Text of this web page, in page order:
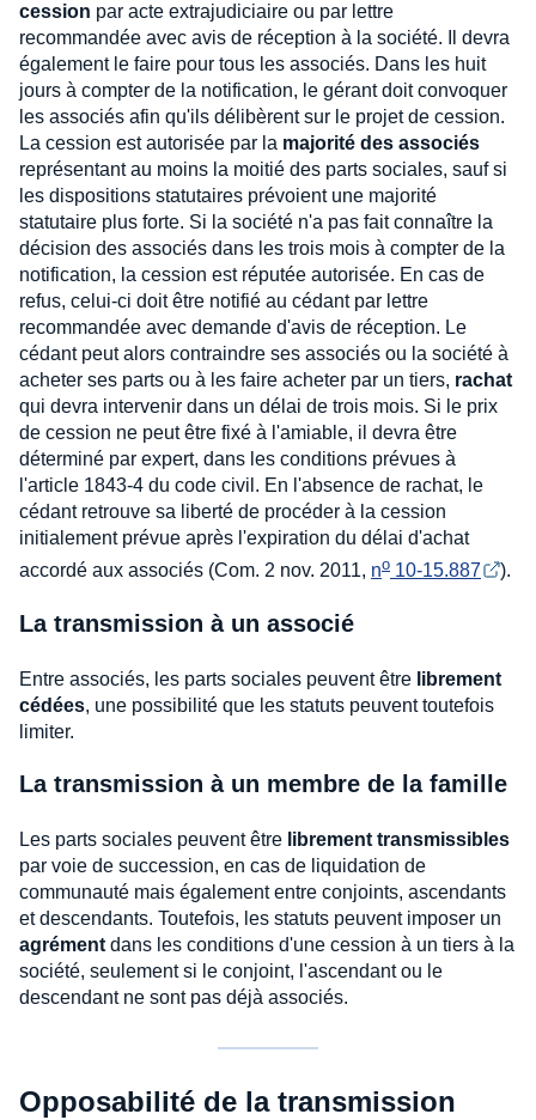
cession par acte extrajudiciaire ou par lettre
recommandée avec avis de réception à la société. Il devra
également le faire pour tous les associés. Dans les huit
jours à compter de la notification, le gérant doit convoquer
les associés afin qu'ils délibèrent sur le projet de cession.
La cession est autorisée par la majorité des associés
représentant au moins la moitié des parts sociales, sauf si
les dispositions statutaires prévoient une majorité
statutaire plus forte. Si la société n'a pas fait connaître la
décision des associés dans les trois mois à compter de la
notification, la cession est réputée autorisée. En cas de
refus, celui-ci doit être notifié au cédant par lettre
recommandée avec demande d'avis de réception. Le
cédant peut alors contraindre ses associés ou la société à
acheter ses parts ou à les faire acheter par un tiers, rachat
qui devra intervenir dans un délai de trois mois. Si le prix
de cession ne peut être fixé à l'amiable, il devra être
déterminé par expert, dans les conditions prévues à
l'article 1843-4 du code civil. En l'absence de rachat, le
cédant retrouve sa liberté de procéder à la cession
initialement prévue après l'expiration du délai d'achat
accordé aux associés (Com. 2 nov. 2011, no 10-15.887 ).
La transmission à un associé
Entre associés, les parts sociales peuvent être librement
cédées, une possibilité que les statuts peuvent toutefois
limiter.
La transmission à un membre de la famille
Les parts sociales peuvent être librement transmissibles
par voie de succession, en cas de liquidation de
communauté mais également entre conjoints, ascendants
et descendants. Toutefois, les statuts peuvent imposer un
agrément dans les conditions d'une cession à un tiers à la
société, seulement si le conjoint, l'ascendant ou le
descendant ne sont pas déjà associés.
Opposabilité de la transmission